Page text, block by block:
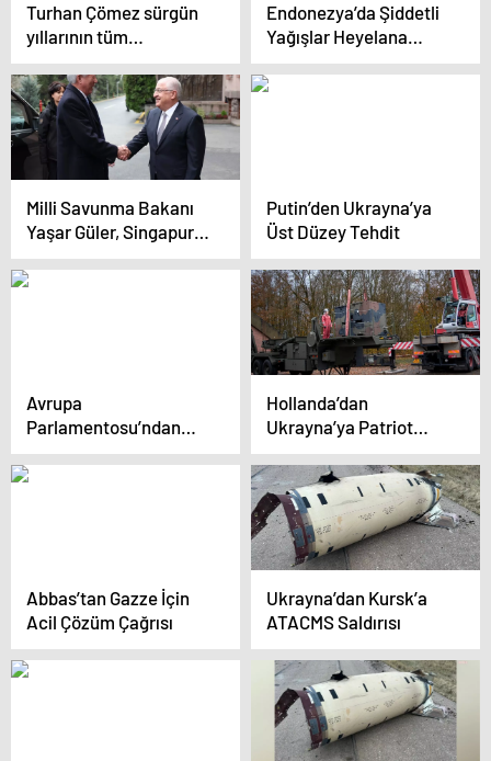
Turhan Çömez sürgün
yıllarının tüm
detaylarını
Haberler.com’a anlattı:
Hapishaneye
girseydim canlı
çıkamazdım
Endonezya’da Şiddetli
Yağışlar Heyelana
Neden Oldu: 7 Ölü
Milli Savunma Bakanı
Yaşar Güler, Singapurlu
Bakan ile Görüştü
Putin’den Ukrayna’ya
Üst Düzey Tehdit
Avrupa
Parlamentosu’ndan
Gürcistan’daki
Seçimlere Yeniden
Hollanda’dan
Ukrayna’ya Patriot
Sistemleri
Abbas’tan Gazze İçin
Acil Çözüm Çağrısı
Ukrayna’dan Kursk’a
ATACMS Saldırısı